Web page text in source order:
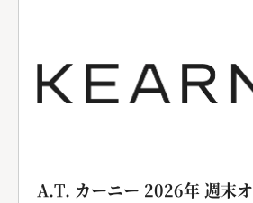
A.T. カーニー 2026年 週末